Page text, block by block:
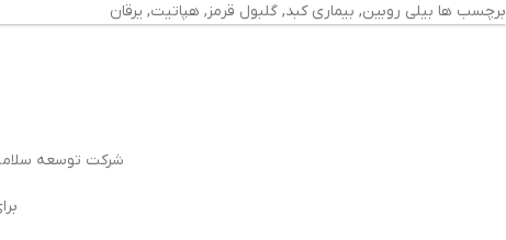
برچسب ها بیلی روبین, بیماری کبد, گلبول قرمز, هپاتیت, یرقان
شرکت توسعه